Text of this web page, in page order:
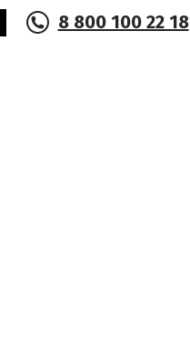
8 800 100 22 18